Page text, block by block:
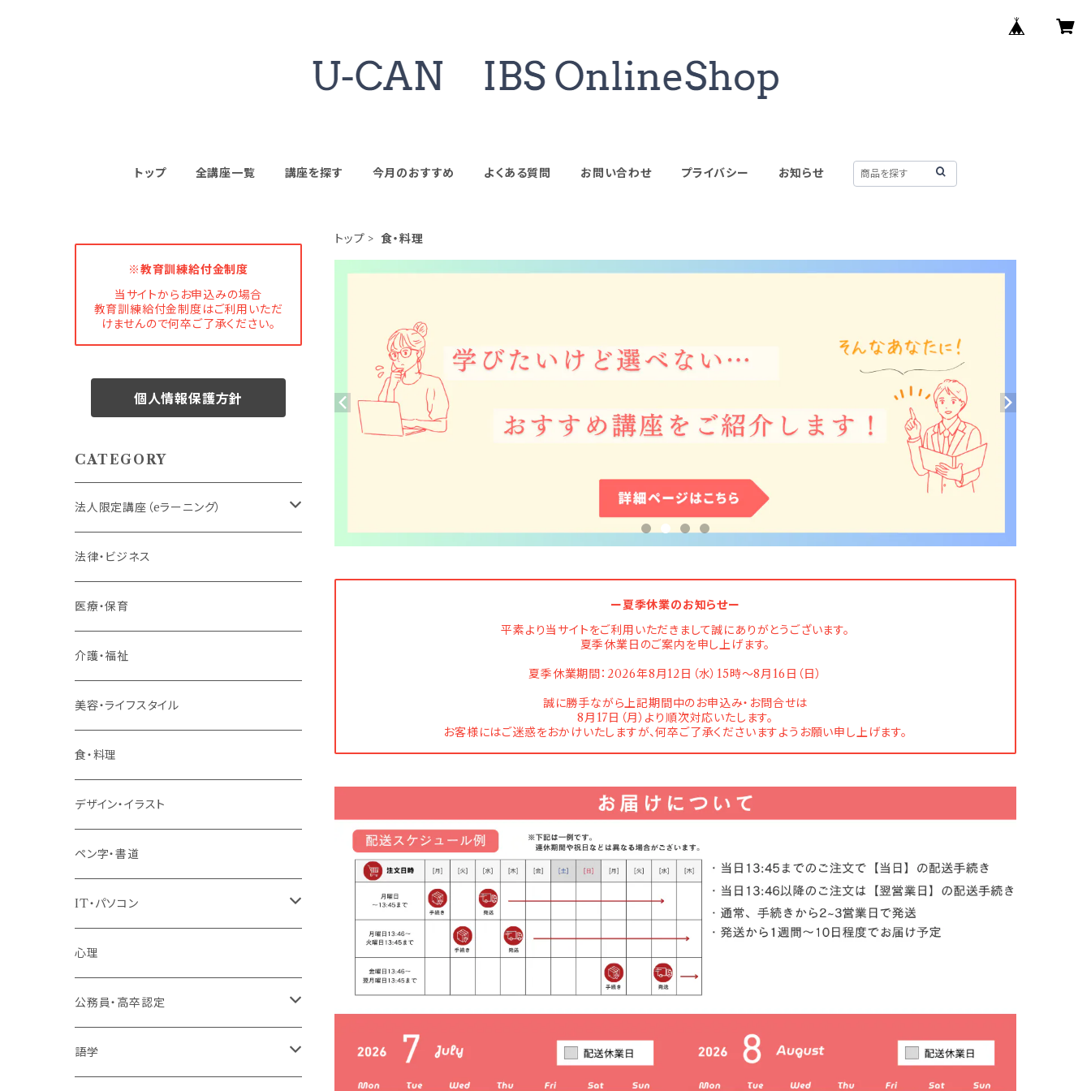
トップ 全講座一覧 講座を探す 今月のおすすめ よくある質問 お問い合わせ プライバシー お知らせ
トップ 食・料理
ー夏季休業のお知らせー
平素より当サイトをご利用いただきまして誠にありがとうございます。
夏季休業日のご案内を申し上げます。
夏季休業期間：2026年8月12日（水）15時〜8月16日（日）
誠に勝手ながら上記期間中のお申込み・お問合せは
8月17日（月）より順次対応いたします。
お客様にはご迷惑をおかけいたしますが、何卒ご了承くださいますようお願い申し上げます。
※教育訓練給付金制度
当サイトからお申込みの場合
教育訓練給付金制度はご利用いただ
けませんので何卒ご了承ください。
個人情報保護方針
CATEGORY
法人限定講座（eラーニング）
内定者・新入社員
若手社員・中堅社員
リーダー（主任・係長）
管理職
階層共通
パッケージプラン
法律・ビジネス
医療・保育
介護・福祉
美容・ライフスタイル
食・料理
デザイン・イラスト
ペン字・書道
IT・パソコン
MOS（ﾏｲｸﾛｿﾌﾄｵﾌｨｽｽﾍﾟｼｬﾘｽﾄ）講座
プログラミング・Web制作入門講座
1コース受講
その他 IT・パソコン
心理
公務員・高卒認定
高卒認定講座
語学